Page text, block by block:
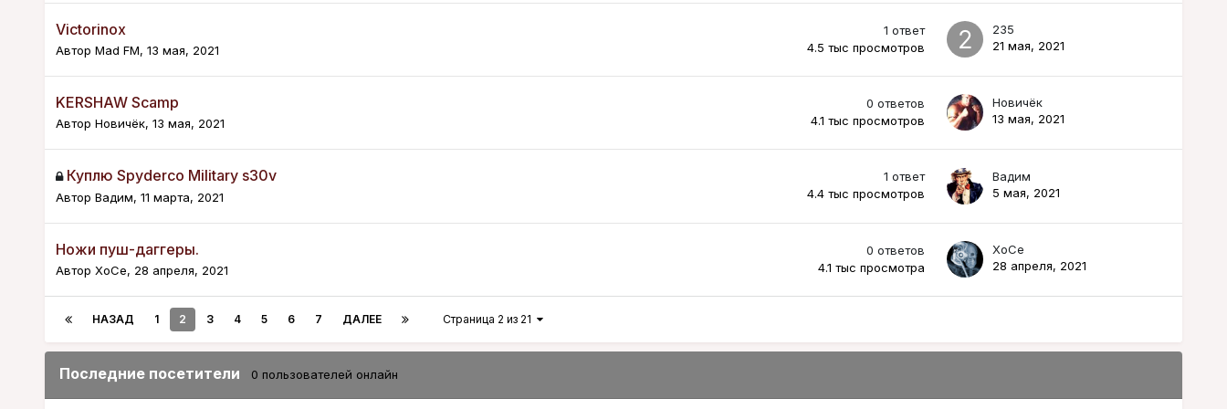
Victorinox
Автор Mad FM, 13 мая, 2021
1 ответ
4.5 тыс просмотров
235
21 мая, 2021
KERSHAW Scamp
Автор Новичёк, 13 мая, 2021
0 ответов
4.1 тыс просмотров
Новичёк
13 мая, 2021
Куплю Spyderco Military s30v
Автор Вадим, 11 марта, 2021
1 ответ
4.4 тыс просмотров
Вадим
5 мая, 2021
Ножи пуш-даггеры.
Автор XoCe, 28 апреля, 2021
0 ответов
4.1 тыс просмотра
XoCe
28 апреля, 2021
НАЗАД 1 2 3 4 5 6 7 ДАЛЕЕ Страница 2 из 21
Последние посетители 0 пользователей онлайн